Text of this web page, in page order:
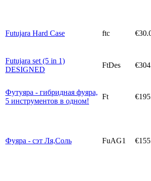
Futujara Hard Case ftc
Futujara set (5 in 1)
DESIGNED
FtDes
Футуяра - гибридная фуяра,
5 инструментов в одном!
Ft
Фуяра - сэт Ля,Соль FuAG1